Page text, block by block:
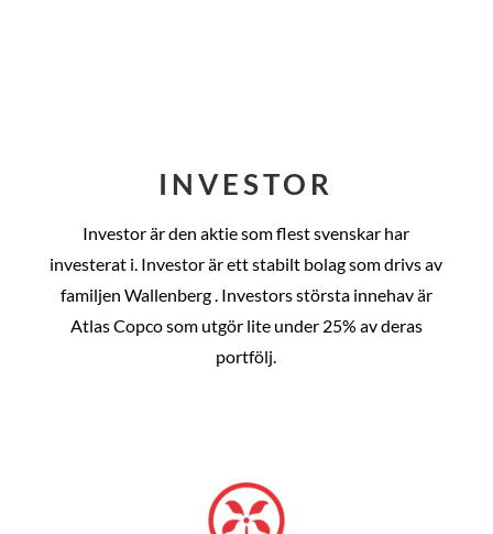
INVESTOR
Investor är den aktie som flest svenskar har
investerat i. Investor är ett stabilt bolag som drivs av
familjen Wallenberg . Investors största innehav är
Atlas Copco som utgör lite under 25% av deras
portfölj.